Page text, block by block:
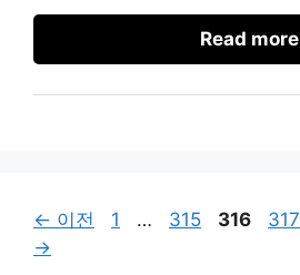
Read more
← 이전
페
1 …
페
315
페
316
페
317
→